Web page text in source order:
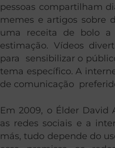
pessoas compartilham
memes e artigos sobre
uma receita de bolo a
estimação. Vídeos
para sensibilizar o
tema específico. A
de comunicação
Em 2009, o Élder David
as redes sociais e a
más, tudo depende do